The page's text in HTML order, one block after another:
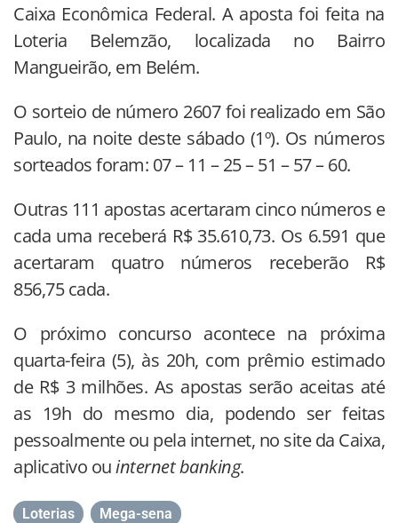
Caixa Econômica Federal. A aposta foi feita na
Loteria Belemzão, localizada no Bairro
Mangueirão, em Belém.
O sorteio de número 2607 foi realizado em São
Paulo, na noite deste sábado (1º). Os números
sorteados foram: 07 – 11 – 25 – 51 – 57 – 60.
Outras 111 apostas acertaram cinco números e
cada uma receberá R$ 35.610,73. Os 6.591 que
acertaram quatro números receberão R$
856,75 cada.
O próximo concurso acontece na próxima
quarta-feira (5), às 20h, com prêmio estimado
de R$ 3 milhões. As apostas serão aceitas até
as 19h do mesmo dia, podendo ser feitas
pessoalmente ou pela internet, no site da Caixa,
aplicativo ouinternet banking.
Loterias Mega-sena